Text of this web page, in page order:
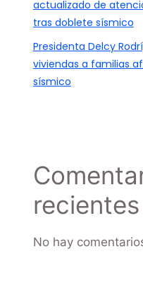
actualizado de
tras doblete sísmico
Presidenta Delcy
viviendas a familias
sísmico
recientes
No hay